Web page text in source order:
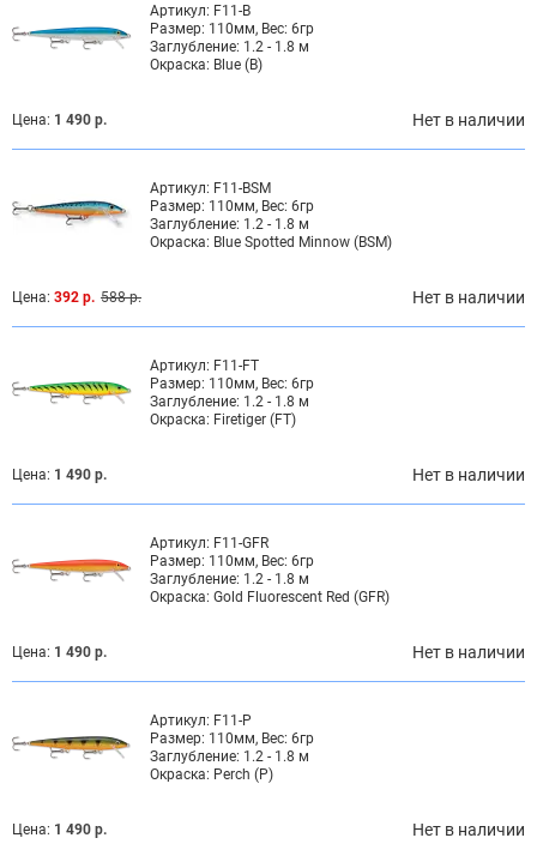
Артикул: F11-B
Размер: 110мм, Вес: 6гр
Заглубление: 1.2 - 1.8 м
Окраска: Blue (B)
Цена: 1 490 р. Нет в наличии
Артикул: F11-BSM
Размер: 110мм, Вес: 6гр
Заглубление: 1.2 - 1.8 м
Окраска: Blue Spotted Minnow (BSM)
Цена: 392 р. 588 р. Нет в наличии
Артикул: F11-FT
Размер: 110мм, Вес: 6гр
Заглубление: 1.2 - 1.8 м
Окраска: Firetiger (FT)
Цена: 1 490 р. Нет в наличии
Артикул: F11-GFR
Размер: 110мм, Вес: 6гр
Заглубление: 1.2 - 1.8 м
Окраска: Gold Fluorescent Red (GFR)
Цена: 1 490 р. Нет в наличии
Артикул: F11-P
Размер: 110мм, Вес: 6гр
Заглубление: 1.2 - 1.8 м
Окраска: Perch (P)
Цена: 1 490 р. Нет в наличии